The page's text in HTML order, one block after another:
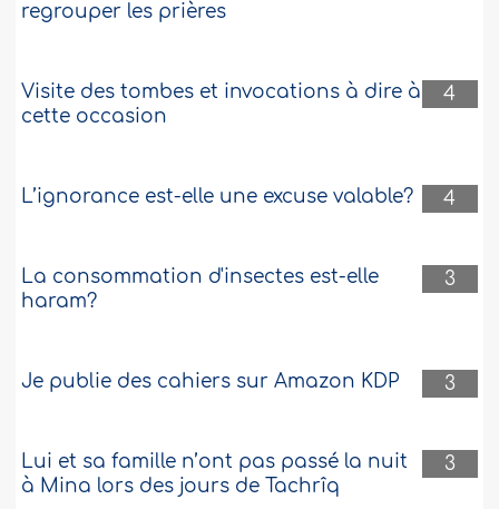
regrouper les prières
4
Visite des tombes et invocations à dire à
cette occasion
4
L’ignorance est-elle une excuse valable?
3
La consommation d'insectes est-elle
haram?
3
Je publie des cahiers sur Amazon KDP
3
Lui et sa famille n’ont pas passé la nuit
à Mina lors des jours de Tachrîq